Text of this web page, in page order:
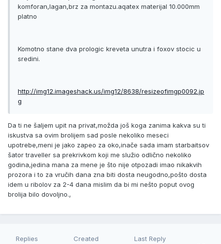
komforan,lagan,brz za montazu.aqatex materijal 10.000mm
platno
Komotno stane dva prologic kreveta unutra i foxov stocic u
sredini.
http://img12.imageshack.us/img12/8638/resizeofimgp0092.jp
g
Da ti ne šaljem upit na privat,možda još koga zanima kakva su ti
iskustva sa ovim brolijem sad posle nekoliko meseci
upotrebe,meni je jako zapeo za oko,inače sada imam starbaitsov
šator traveller sa prekrivkom koji me služio odlično nekoliko
godina,jedina mana za mene je što nije otpozadi imao nikakvih
prozora i to za vručih dana zna biti dosta neugodno,pošto dosta
idem u ribolov za 2-4 dana mislim da bi mi nešto poput ovog
brolija bilo dovoljno.,
Replies Created Last Reply